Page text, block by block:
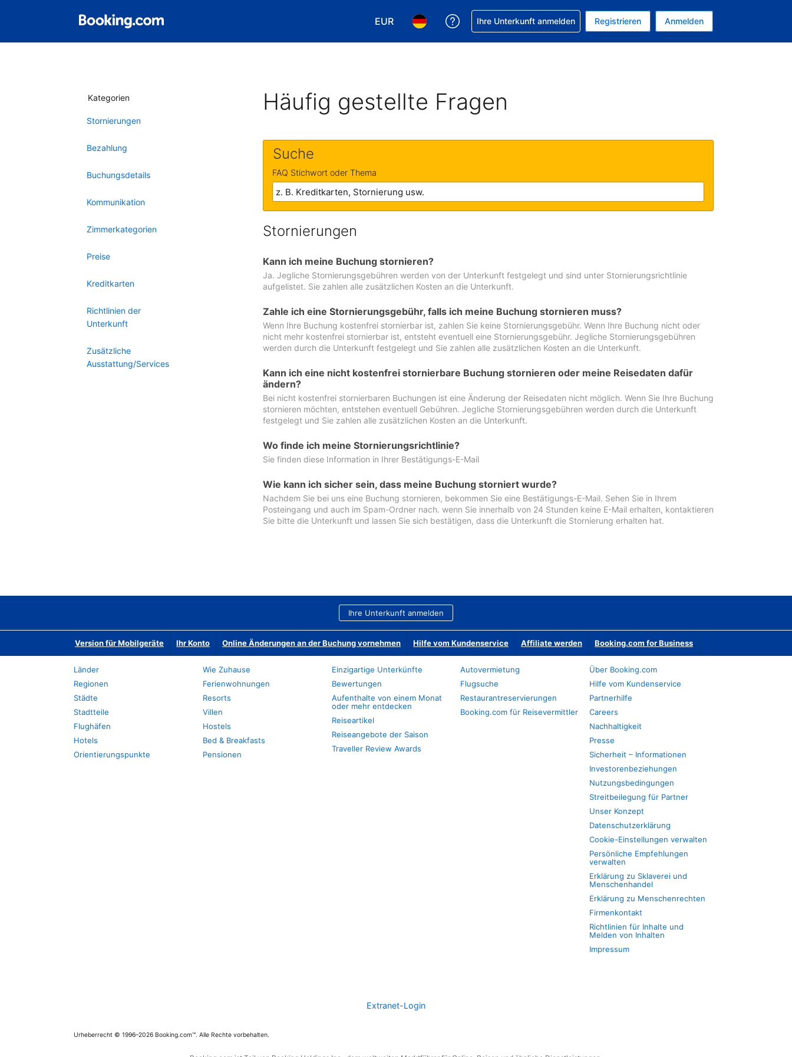
EUR
Wählen Sie Ihre Währung. Ihre aktuelle Währung ist EUR
Wählen Sie Ihre Sprache. Ihre aktuelle Sprache ist Deutsch
Hilfe bei Ihrer Buchung erhalten
Ihre Unterkunft anmelden Registrieren Anmelden
Kategorien
Stornierungen
Bezahlung
Buchungsdetails
Kommunikation
Zimmerkategorien
Preise
Kreditkarten
Richtlinien der
Unterkunft
Zusätzliche
Ausstattung/Services
Häufig gestellte Fragen
Suche
FAQ Stichwort oder Thema
Stornierungen
Kann ich meine Buchung stornieren?
Ja. Jegliche Stornierungsgebühren werden von der Unterkunft festgelegt und sind unter Stornierungsrichtlinie
aufgelistet. Sie zahlen alle zusätzlichen Kosten an die Unterkunft.
Zahle ich eine Stornierungsgebühr, falls ich meine Buchung stornieren muss?
Wenn Ihre Buchung kostenfrei stornierbar ist, zahlen Sie keine Stornierungsgebühr. Wenn Ihre Buchung nicht oder
nicht mehr kostenfrei stornierbar ist, entsteht eventuell eine Stornierungsgebühr. Jegliche Stornierungsgebühren
werden durch die Unterkunft festgelegt und Sie zahlen alle zusätzlichen Kosten an die Unterkunft.
Kann ich eine nicht kostenfrei stornierbare Buchung stornieren oder meine Reisedaten dafür
ändern?
Bei nicht kostenfrei stornierbaren Buchungen ist eine Änderung der Reisedaten nicht möglich. Wenn Sie Ihre Buchung
stornieren möchten, entstehen eventuell Gebühren. Jegliche Stornierungsgebühren werden durch die Unterkunft
festgelegt und Sie zahlen alle zusätzlichen Kosten an die Unterkunft.
Wo finde ich meine Stornierungsrichtlinie?
Sie finden diese Information in Ihrer Bestätigungs-E-Mail
Wie kann ich sicher sein, dass meine Buchung storniert wurde?
Nachdem Sie bei uns eine Buchung stornieren, bekommen Sie eine Bestätigungs-E-Mail. Sehen Sie in Ihrem
Posteingang und auch im Spam-Ordner nach. wenn Sie innerhalb von 24 Stunden keine E-Mail erhalten, kontaktieren
Sie bitte die Unterkunft und lassen Sie sich bestätigen, dass die Unterkunft die Stornierung erhalten hat.
Ihre Unterkunft anmelden
Version für Mobilgeräte Ihr Konto Online Änderungen an der Buchung vornehmen Hilfe vom Kundenservice Affiliate werden Booking.com for Business
Länder
Regionen
Städte
Stadtteile
Flughäfen
Hotels
Orientierungspunkte
Wie Zuhause
Ferienwohnungen
Resorts
Villen
Hostels
Bed & Breakfasts
Pensionen
Einzigartige Unterkünfte
Bewertungen
Aufenthalte von einem Monat
oder mehr entdecken
Reiseartikel
Reiseangebote der Saison
Traveller Review Awards
Autovermietung
Flugsuche
Restaurantreservierungen
Booking.com für Reisevermittler
Über Booking.com
Hilfe vom Kundenservice
Partnerhilfe
Careers
Nachhaltigkeit
Presse
Sicherheit – Informationen
Investorenbeziehungen
Nutzungsbedingungen
Streitbeilegung für Partner
Unser Konzept
Datenschutzerklärung
Cookie-Einstellungen verwalten
Persönliche Empfehlungen
verwalten
Erklärung zu Sklaverei und
Menschenhandel
Erklärung zu Menschenrechten
Firmenkontakt
Richtlinien für Inhalte und
Melden von Inhalten
Impressum
Extranet-Login
Urheberrecht © 1996–2026 Booking.com™. Alle Rechte vorbehalten.